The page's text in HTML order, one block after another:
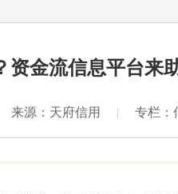
资金流信息平台来
来源：天府信用 | 专栏：